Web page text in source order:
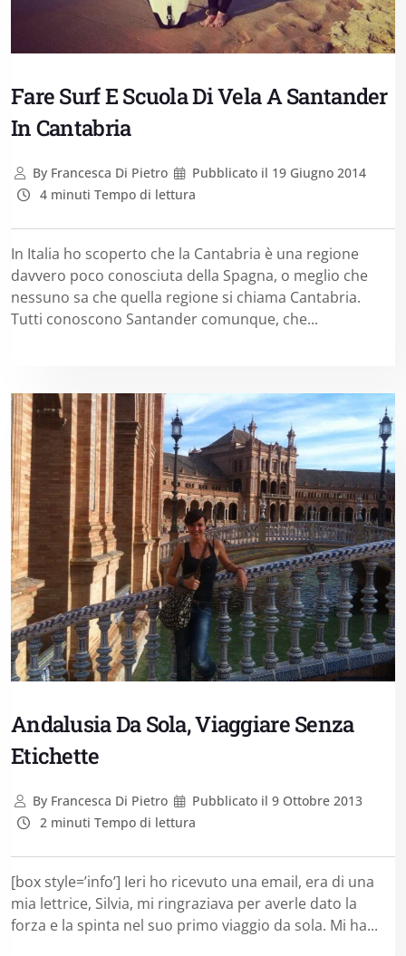
Fare Surf E Scuola Di Vela A Santander
In Cantabria
ByFrancesca Di Pietro Pubblicato il 19 Giugno 2014
4 minuti Tempo di lettura
In Italia ho scoperto che la Cantabria è una regione
davvero poco conosciuta della Spagna, o meglio che
nessuno sa che quella regione si chiama Cantabria.
Tutti conoscono Santander comunque, che...
Andalusia Da Sola, Viaggiare Senza
Etichette
ByFrancesca Di Pietro Pubblicato il 9 Ottobre 2013
2 minuti Tempo di lettura
[box style=’info’] Ieri ho ricevuto una email, era di una
mia lettrice, Silvia, mi ringraziava per averle dato la
forza e la spinta nel suo primo viaggio da sola. Mi ha...